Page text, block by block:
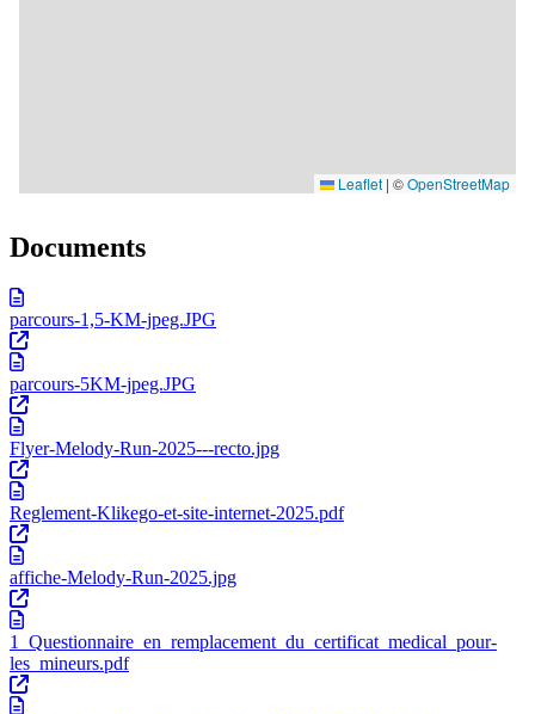
Documents
parcours-1,5-KM-jpeg.JPG
parcours-5KM-jpeg.JPG
Flyer-Melody-Run-2025---recto.jpg
Reglement-Klikego-et-site-internet-2025.pdf
affiche-Melody-Run-2025.jpg
1_Questionnaire_en_remplacement_du_certificat_medical_pour-
les_mineurs.pdf